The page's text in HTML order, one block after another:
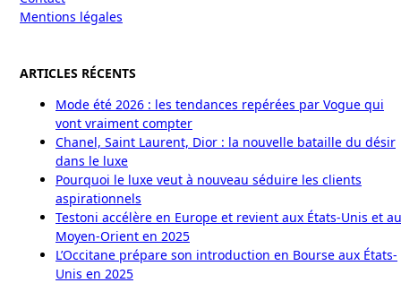
Mentions légales
ARTICLES RÉCENTS
Mode été 2026 : les tendances repérées par Vogue qui
vont vraiment compter
Chanel, Saint Laurent, Dior : la nouvelle bataille du désir
dans le luxe
Pourquoi le luxe veut à nouveau séduire les clients
aspirationnels
Testoni accélère en Europe et revient aux États-Unis et au
Moyen-Orient en 2025
L’Occitane prépare son introduction en Bourse aux États-
Unis en 2025